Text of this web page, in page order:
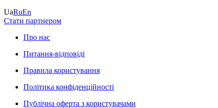
UaRuEn
Стати партнером
Про нас
Питання-відповіді
Правила користування
Політика конфіденційності
Публічна оферта з користувачами